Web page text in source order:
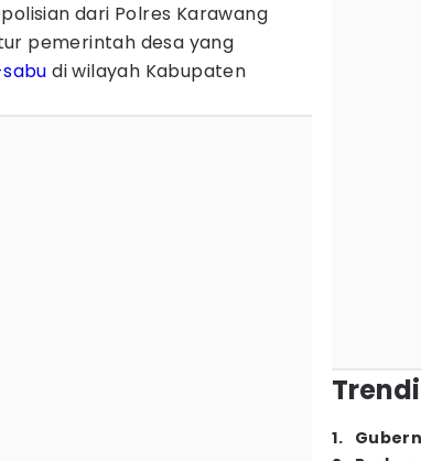
dari Polres Karawang
pemerintah desa yang
di wilayah Kabupaten
1.